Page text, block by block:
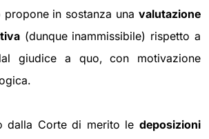
in sostanza una valutazione
(dunque inammissibile) rispetto a
giudice a quo, con motivazione
dalla Corte di merito le deposizioni